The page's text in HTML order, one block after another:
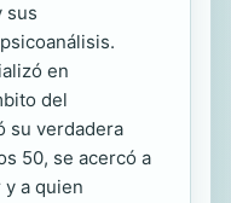
sus
en
del
su verdadera
50, se acercó a
y a quien